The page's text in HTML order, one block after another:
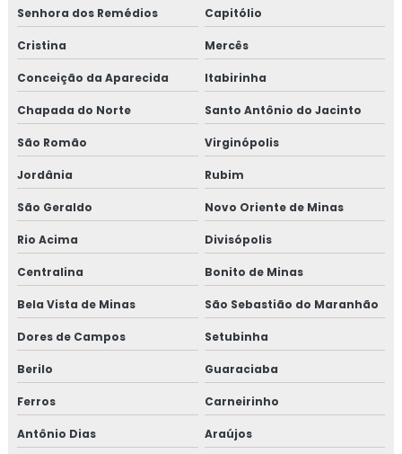
Senhora dos Remédios Capitólio
Cristina Mercês
Conceição da Aparecida Itabirinha
Chapada do Norte Santo Antônio do Jacinto
São Romão Virginópolis
Jordânia Rubim
São Geraldo Novo Oriente de Minas
Rio Acima Divisópolis
Centralina Bonito de Minas
Bela Vista de Minas São Sebastião do Maranhão
Dores de Campos Setubinha
Berilo Guaraciaba
Ferros Carneirinho
Antônio Dias Araújos